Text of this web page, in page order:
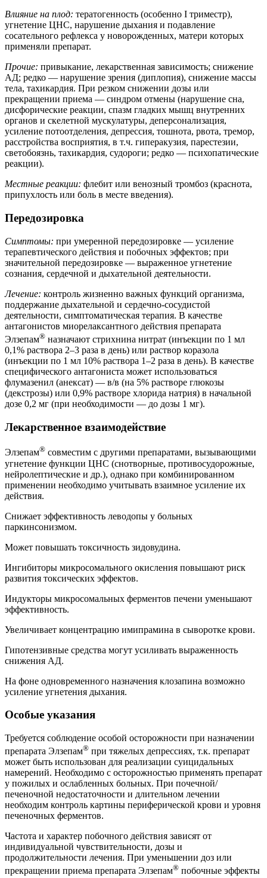
Влияние на плод: тератогенность (особенно I триместр),
угнетение ЦНС, нарушение дыхания и подавление
сосательного рефлекса у новорожденных, матери которых
применяли препарат.
Прочие: привыкание, лекарственная зависимость; снижение
АД; редко — нарушение зрения (диплопия), снижение массы
тела, тахикардия. При резком снижении дозы или
прекращении приема — синдром отмены (нарушение сна,
дисфорические реакции, спазм гладких мышц внутренних
органов и скелетной мускулатуры, деперсонализация,
усиление потоотделения, депрессия, тошнота, рвота, тремор,
расстройства восприятия, в т.ч. гиперакузия, парестезии,
светобоязнь, тахикардия, судороги; редко — психопатические
реакции).
Местные реакции: флебит или венозный тромбоз (краснота,
припухлость или боль в месте введения).
Передозировка
Симптомы: при умеренной передозировке — усиление
терапевтического действия и побочных эффектов; при
значительной передозировке — выраженное угнетение
сознания, сердечной и дыхательной деятельности.
Лечение: контроль жизненно важных функций организма,
поддержание дыхательной и сердечно-сосудистой
деятельности, симптоматическая терапия. В качестве
антагонистов миорелаксантного действия препарата
Элзепам® назначают стрихнина нитрат (инъекции по 1 мл
0,1% раствора 2–3 раза в день) или раствор коразола
(инъекции по 1 мл 10% раствора 1–2 раза в день). В качестве
специфического антагониста может использоваться
флумазенил (анексат) — в/в (на 5% растворе глюкозы
(декстрозы) или 0,9% растворе хлорида натрия) в начальной
дозе 0,2 мг (при необходимости — до дозы 1 мг).
Лекарственное взаимодействие
Элзепам® совместим с другими препаратами, вызывающими
угнетение функции ЦНС (снотворные, противосудорожные,
нейролептические и др.), однако при комбинированном
применении необходимо учитывать взаимное усиление их
действия.
Снижает эффективность леводопы у больных
паркинсонизмом.
Может повышать токсичность зидовудина.
Ингибиторы микросомального окисления повышают риск
развития токсических эффектов.
Индукторы микросомальных ферментов печени уменьшают
эффективность.
Увеличивает концентрацию имипрамина в сыворотке крови.
Гипотензивные средства могут усиливать выраженность
снижения АД.
На фоне одновременного назначения клозапина возможно
усиление угнетения дыхания.
Особые указания
Требуется соблюдение особой осторожности при назначении
препарата Элзепам® при тяжелых депрессиях, т.к. препарат
может быть использован для реализации суицидальных
намерений. Необходимо с осторожностью применять препарат
у пожилых и ослабленных больных. При почечной/
печеночной недостаточности и длительном лечении
необходим контроль картины периферической крови и уровня
печеночных ферментов.
Частота и характер побочного действия зависят от
индивидуальной чувствительности, дозы и
продолжительности лечения. При уменьшении доз или
прекращении приема препарата Элзепам® побочные эффекты